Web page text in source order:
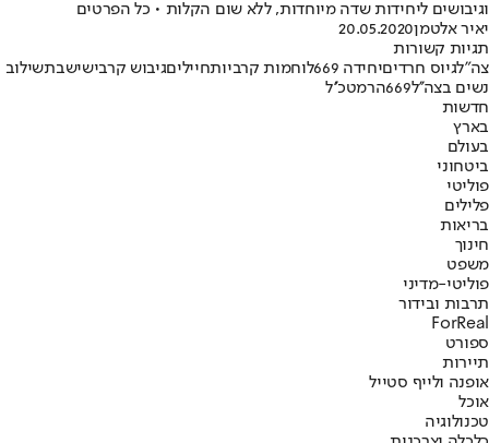
וגיבושים ליחידות שדה מיוחדות, ללא שום הקלות • כל הפרטים
יאיר אלטמן20.05.2020
תגיות קשורות
צה"לגיוס חרדיםיחידה 669 לוחמות קרביותחייליםגיבוש קרבישישבתשילוב
נשים בצה''ל669הרמטכ''ל
חדשות
בארץ
בעולם
ביטחוני
פוליטי
פלילים
בריאות
חינוך
משפט
פוליטי-מדיני
תרבות ובידור
ForReal
ספורט
תיירות
אופנה ולייף סטייל
אוכל
טכנולוגיה